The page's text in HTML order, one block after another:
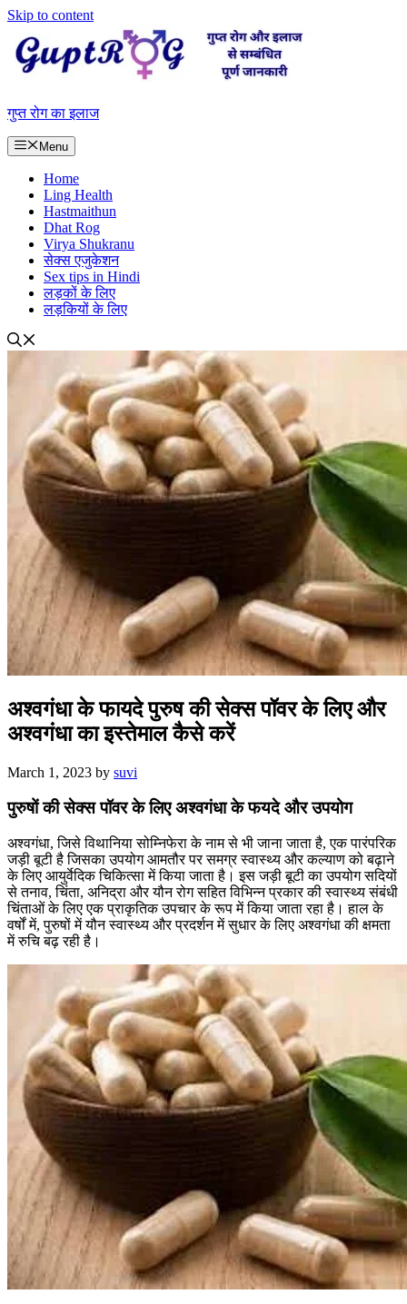
Skip to content
गुप्त रोग का इलाज
Menu
Home
Ling Health
Hastmaithun
Dhat Rog
Virya Shukranu
सेक्स एजुकेशन
Sex tips in Hindi
लड़कों के लिए
लड़कियों के लिए
अश्वगंधा के फायदे पुरुष की सेक्स पॉवर के लिए और
अश्वगंधा का इस्तेमाल कैसे करें
March 1, 2023 by suvi
पुरुषों की सेक्स पॉवर के लिए अश्वगंधा के फयदे और उपयोग
अश्वगंधा, जिसे विथानिया सोम्निफेरा के नाम से भी जाना जाता है, एक पारंपरिक
जड़ी बूटी है जिसका उपयोग आमतौर पर समग्र स्वास्थ्य और कल्याण को बढ़ाने
के लिए आयुर्वेदिक चिकित्सा में किया जाता है। इस जड़ी बूटी का उपयोग सदियों
से तनाव, चिंता, अनिद्रा और यौन रोग सहित विभिन्न प्रकार की स्वास्थ्य संबंधी
चिंताओं के लिए एक प्राकृतिक उपचार के रूप में किया जाता रहा है। हाल के
वर्षों में, पुरुषों में यौन स्वास्थ्य और प्रदर्शन में सुधार के लिए अश्वगंधा की क्षमता
में रुचि बढ़ रही है।